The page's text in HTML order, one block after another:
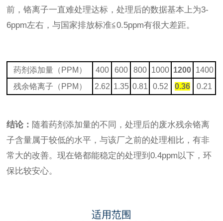
前，铬离子一直难处理达标，处理后的数据基本上为3-
6ppm左右，与国家排放标准≦0.5ppm有很大差距。
药剂添加量（PPM） 400 600 800 1000 1200 1400
残余铬离子（PPM）
2.62 1.35 0.81 0.52 0.36 0.21
结论： 随着药剂添加量的不同，处理后的废水残余铬离
子含量属于较低的水平，与该厂之前的处理相比，有非
常大的改善。现在铬都能稳定的处理到0.4ppm以下，环
保比较安心。
适用范围